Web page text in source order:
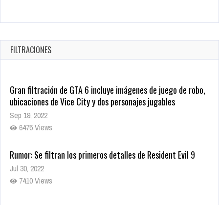
Warner Bros. lleva a las tiendas digitales su racha de
Oct 17, 2025
1428 Views
FILTRACIONES
Gran filtración de GTA 6 incluye imágenes de juego de robo,
ubicaciones de Vice City y dos personajes jugables
Sep 19, 2022
6475 Views
Rumor: Se filtran los primeros detalles de Resident Evil 9
Jul 30, 2022
7410 Views